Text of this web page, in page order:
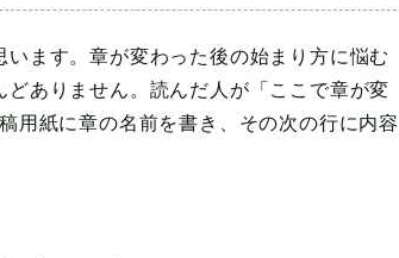
ます。章が変わった後の始まり方に悩む
ありません。読んだ人が「ここで章が変
用紙に章の名前を書き、その次の行に内容